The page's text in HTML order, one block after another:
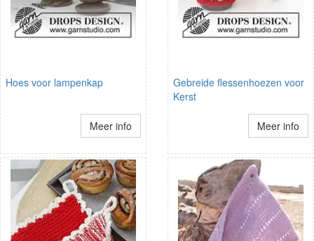
Hoes voor lampenkap
Meer info
Gebreide flessenhoezen voor
Kerst
Meer info